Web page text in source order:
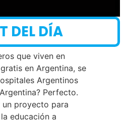
DEL DÍA
que viven en
en Argentina, se
Argentinos
Perfecto.
proyecto para
educación a